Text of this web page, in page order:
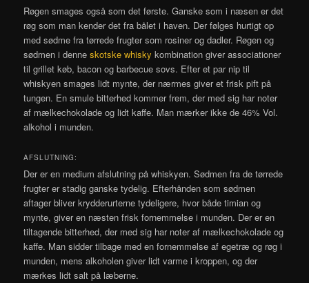
Røgen smages også som det første. Ganske som i næsen er det
røg som man kender det fra bålet i haven. Der følges hurtigt op
med sødme fra tørrede frugter som rosiner og dadler. Røgen og
sødmen i denneskotske whisky kombination giver associationer
til grillet køb, bacon og barbecue sovs. Efter et par nip til
whiskyen smages lidt mynte, der nærmes giver et frisk pift på
tungen. En smule bitterhed kommer frem, der med sig har noter
af mælkechokolade og lidt kaffe. Man mærker ikke de 46% Vol.
alkohol i munden.
AFSLUTNING:
Der er en medium afslutning på whiskyen. Sødmen fra de tørrede
frugter er stadig ganske tydelig. Efterhånden som sødmen
aftager bliver krydderurterne tydeligere, hvor både timian og
mynte, giver en næsten frisk fornemmelse i munden. Der er en
tiltagende bitterhed, der med sig har noter af mælkechokolade og
kaffe. Man sidder tilbage med en fornemmelse af egetræ og røg i
munden, mens alkoholen giver lidt varme i kroppen, og der
mærkes lidt salt på læberne.